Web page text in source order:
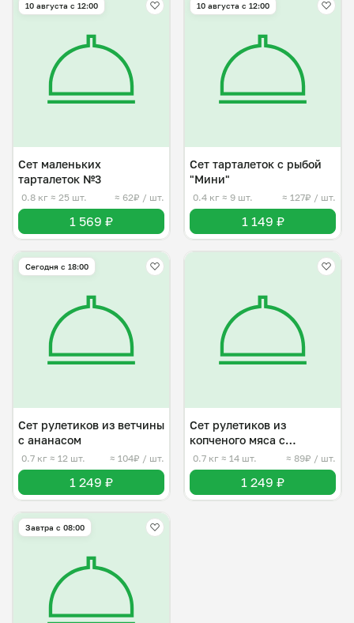
10 августа с 12:00
Сет маленьких
тарталеток №3
0.8 кг ≈ 25 шт. ≈ 62₽ / шт.
1 569 ₽
10 августа с 12:00
Сет тарталеток с рыбой
"Мини"
0.4 кг ≈ 9 шт. ≈ 127₽ / шт.
1 149 ₽
Сегодня с 18:00
Сет рулетиков из ветчины
с ананасом
0.7 кг ≈ 12 шт. ≈ 104₽ / шт.
1 249 ₽
Сет рулетиков из
копченого мяса с
начинкой
0.7 кг ≈ 14 шт. ≈ 89₽ / шт.
1 249 ₽
Завтра c 08:00